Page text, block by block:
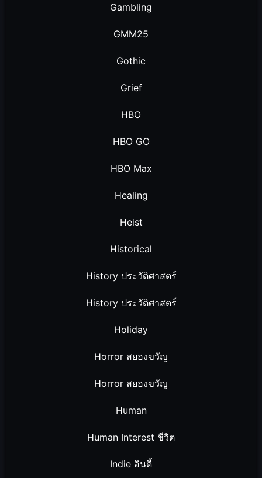
Gambling
GMM25
Gothic
Grief
HBO
HBO GO
HBO Max
Healing
Heist
Historical
History ประวัติศาสตร์
History ประวัติศาสตร์
Holiday
Horror สยองขวัญ
Horror สยองขวัญ
Human
Human Interest ชีวิต
Indie อินดี้